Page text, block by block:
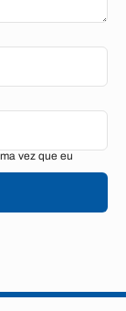
vez que eu